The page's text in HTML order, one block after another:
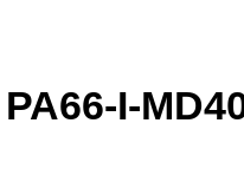
PA66-I-